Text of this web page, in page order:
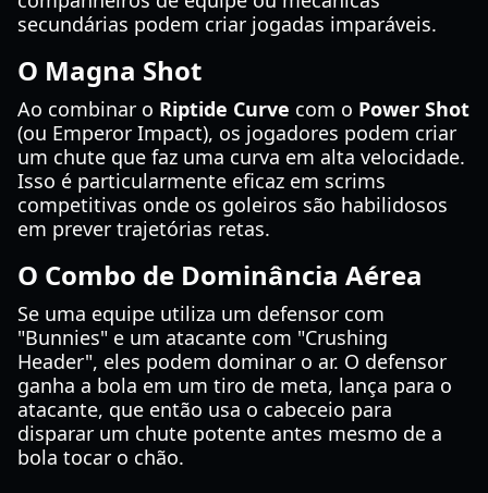
secundárias podem criar jogadas imparáveis.
O Magna Shot
Ao combinar o Riptide Curve com o Power Shot
(ou Emperor Impact), os jogadores podem criar
um chute que faz uma curva em alta velocidade.
Isso é particularmente eficaz em scrims
competitivas onde os goleiros são habilidosos
em prever trajetórias retas.
O Combo de Dominância Aérea
Se uma equipe utiliza um defensor com
"Bunnies" e um atacante com "Crushing
Header", eles podem dominar o ar. O defensor
ganha a bola em um tiro de meta, lança para o
atacante, que então usa o cabeceio para
disparar um chute potente antes mesmo de a
bola tocar o chão.